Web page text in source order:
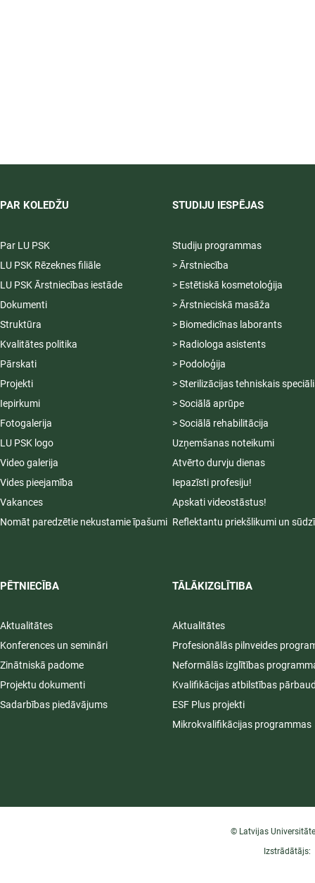
PAR KOLEDŽU
Par LU PSK
LU PSK Rēzeknes filiāle
LU PSK Ārstniecības iestāde
Dokumenti
Struktūra
Kvalitātes politika
Pārskati
Projekti
Iepirkumi
Fotogalerija
LU PSK logo
Video galerija
Vides pieejamība
Vakances
Nomāt paredzētie nekustamie īpašumi
PĒTNIECĪBA
Aktualitātes
Konferences un semināri
Zinātniskā padome
Projektu dokumenti
Sadarbības piedāvājums
STUDIJU IESPĒJAS
Studiju programmas
> Ārstniecība
> Estētiskā kosmetoloģija
> Ārstnieciskā masāža
> Biomedicīnas laborants
> Radiologa asistents
> Podoloģija
> Sterilizācijas tehniskais
> Sociālā aprūpe
> Sociālā rehabilitācija
Uzņemšanas noteikumi
Atvērto durvju dienas
Iepazīsti profesiju!
Apskati videostāstus!
Reflektantu priekšlikumi un
TĀLĀKIZGLĪTIBA
Aktualitātes
Profesionālās pilnveides
Neformālās izglītības
Kvalifikācijas atbilstības
ESF Plus projekti
Mikrokvalifikācijas programmas
© Latvijas
Izstrādātājs: